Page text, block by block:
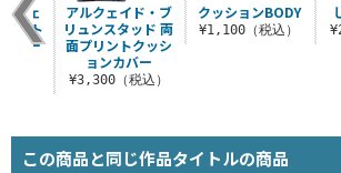
クッションBODY
¥1,100（税込）
フェ
ント
バー
アルクェイド・ブ
リュンスタッド 両
面プリントクッシ
ョンカバー
¥3,300（税込）
この商品と同じ作品タイトルの商品